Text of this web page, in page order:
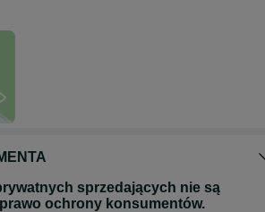
sprzedających nie są
ochrony konsumentów.